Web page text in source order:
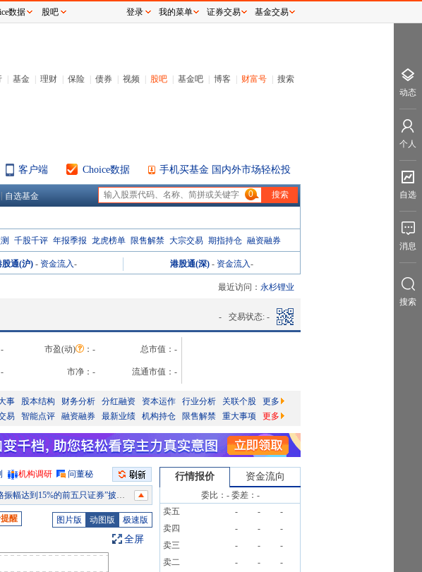
基金 理财 保险 债券 视频 股吧 基金吧 博客 财富号 搜索
客户端 Choice数据 手机买基金 国内外市场轻松投
自选基金 0
千股千评 年报季报 龙虎榜单 限售解禁 大宗交易 期指持仓 融资融券
股通(沪) - 资金流入- 港股通(深) - 资金流入-
最近访问： 永杉锂业
- 交易状态: -
- 市盈(动) ： - 总市值： -
- 市净： - 流通市值： -
事 股本结构 财务分析 分红融资 资本运作 行业分析 关联个股
更多
易 智能点评 融资融券 最新业绩 机构持仓 限售解禁 重大事项 更多
机构调研 问董秘
15%的前五只证券”披露龙虎榜信息
票申请获得上海证券交易所受理的公告》
之发行保荐书(申报稿)(锦州永杉锂业股份有限公司)》等5条公告
醒 图片版 动图版 极速版
全屏
行情报价 资金流向
委比： -委差： -
卖五
- -
-
卖四
- -
-
卖三
- -
-
卖二
- -
-
数据 股吧 登录 我的菜单 证券交易 基金交易
动态
个人
自选
消息
搜索